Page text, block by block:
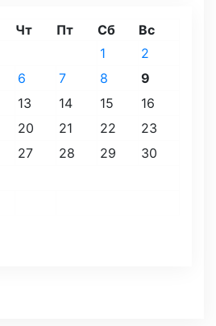
Чт Пт Сб Вс
1
2
6 7 8
9
13 14 15
16
20 21 22
23
27 28 29
30